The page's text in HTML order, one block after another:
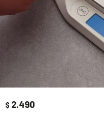
$ 2.490